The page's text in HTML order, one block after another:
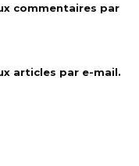
commentaires par
articles par e-mail.